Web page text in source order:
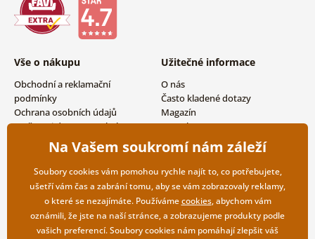
Vše o nákupu
Obchodní a reklamační
podmínky
Ochrana osobních údajů
Možnosti dopravy a platby
Vrácení zboží
Užitečné informace
O nás
Často kladené dotazy
Magazín
Kontakty
Velkoobchodní spolupráce
Na Vašem soukromí nám záleží
Soubory cookies vám pomohou rychle najít to, co potřebujete,
ušetří vám čas a zabrání tomu, aby se vám zobrazovaly reklamy,
o které se nezajímáte. Používámecookies, abychom vám
oznámili, že jste na naší stránce, a zobrazujeme produkty podle
vašich preferencí. Soubory cookies nám pomáhají zlepšit váš